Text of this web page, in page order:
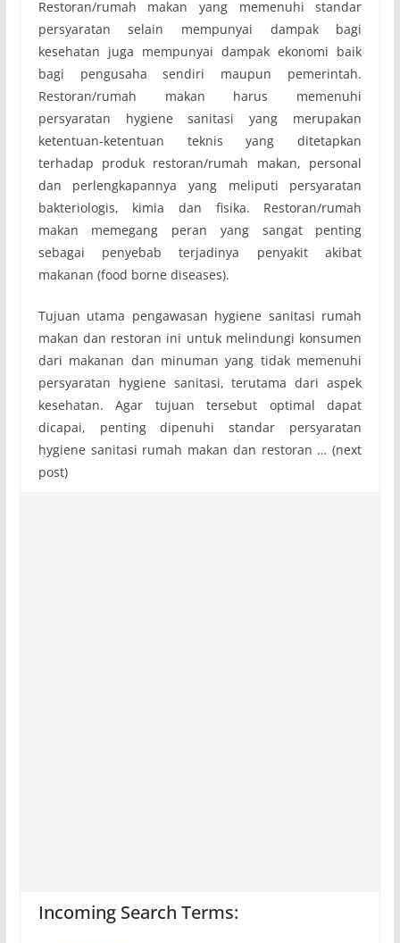
Restoran/rumah makan yang memenuhi standar
persyaratan selain mempunyai dampak bagi
kesehatan juga mempunyai dampak ekonomi baik
bagi pengusaha sendiri maupun pemerintah.
Restoran/rumah makan harus memenuhi
persyaratan hygiene sanitasi yang merupakan
ketentuan-ketentuan teknis yang ditetapkan
terhadap produk restoran/rumah makan, personal
dan perlengkapannya yang meliputi persyaratan
bakteriologis, kimia dan fisika. Restoran/rumah
makan memegang peran yang sangat penting
sebagai penyebab terjadinya penyakit akibat
makanan (food borne diseases).
Tujuan utama pengawasan hygiene sanitasi rumah
makan dan restoran ini untuk melindungi konsumen
dari makanan dan minuman yang tidak memenuhi
persyaratan hygiene sanitasi, terutama dari aspek
kesehatan. Agar tujuan tersebut optimal dapat
dicapai, penting dipenuhi standar persyaratan
hygiene sanitasi rumah makan dan restoran … (next
post)
Incoming Search Terms: